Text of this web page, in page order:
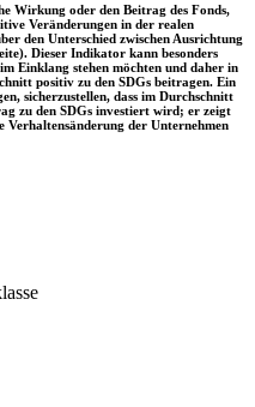
Wirkung oder den Beitrag des Fonds,
Veränderungen in der realen
den Unterschied zwischen Ausrichtung
Dieser Indikator kann besonders
Einklang stehen möchten und daher in
positiv zu den SDGs beitragen. Ein
sicherzustellen, dass im Durchschnitt
zu den SDGs investiert wird; er zeigt
Verhaltensänderung der Unternehmen